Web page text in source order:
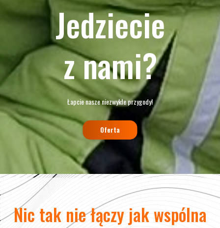
Jedziecie
z nami?
Łapcie nasze niezwykłe przygody!
Oferta
Nic tak nie łączy jak wspólna